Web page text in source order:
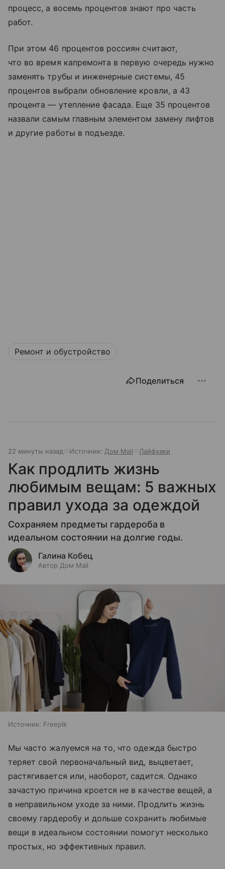
процесс, а восемь процентов знают про часть
работ.
При этом 46 процентов россиян считают,
что во время капремонта в первую очередь нужно
заменять трубы и инженерные системы, 45
процентов выбрали обновление кровли, а 43
процента — утепление фасада. Еще 35 процентов
назвали самым главным элементом замену лифтов
и другие работы в подъезде.
Ремонт и обустройство
Поделиться
22 минуты назад Источник: Дом Mail Лайфхаки
Как продлить жизнь
любимым вещам: 5 важных
правил ухода за одеждой
Сохраняем предметы гардероба в
идеальном состоянии на долгие годы.
Галина Кобец
Автор Дом Mail
Источник: Freepik
Мы часто жалуемся на то, что одежда быстро
теряет свой первоначальный вид, выцветает,
растягивается или, наоборот, садится. Однако
зачастую причина кроется не в качестве вещей, а
в неправильном уходе за ними. Продлить жизнь
своему гардеробу и дольше сохранить любимые
вещи в идеальном состоянии помогут несколько
простых, но эффективных правил.